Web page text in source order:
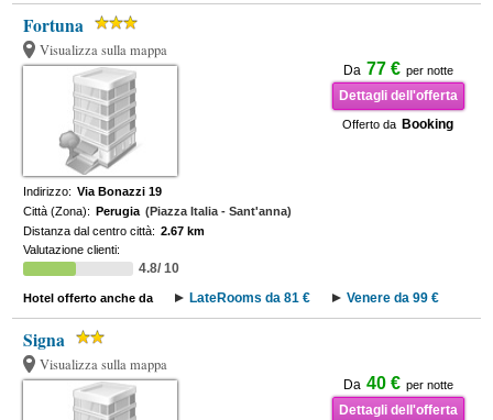
Fortuna
Visualizza sulla mappa
Da 77 € per notte
Dettagli dell'offerta
Offerto da Booking
Indirizzo: Via Bonazzi 19
Città (Zona): Perugia (Piazza Italia - Sant'anna)
Distanza dal centro città: 2.67 km
Valutazione clienti:
4.8/ 10
Hotel offerto anche da LateRooms da 81 € Venere da 99 €
Signa
Visualizza sulla mappa
Da 40 € per notte
Dettagli dell'offerta